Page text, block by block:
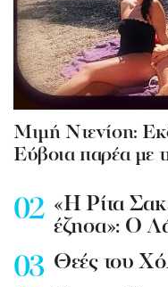
Mιμή Ντενίση:
Εύβοια παρέα με
«Η Ρίτα
έζησα»: Ο
Θεές του